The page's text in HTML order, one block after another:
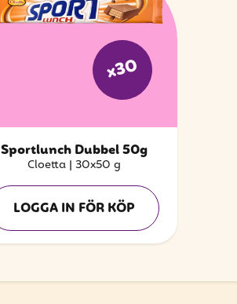
x30
Sportlunch Dubbel 50g
Cloetta | 30x50 g
LOGGA IN FÖR KÖP